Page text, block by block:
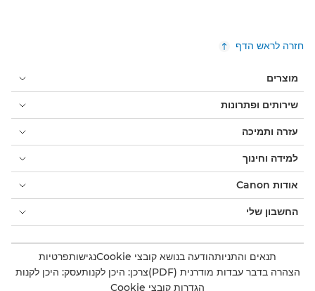
חזרה לראש הדף
מוצרים
שירותים ופתרונות
עזרה ותמיכה
למידה וחינוך
אודות Canon
החשבון שלי
תנאים והתניותהודעה בנושא קובצי Cookie נגישותפרטיות
הצהרה בדבר עבדות מודרנית (PDF)
צרכן: היכן לקנותעסק: היכן לקנות
הגדרות קובצי Cookie